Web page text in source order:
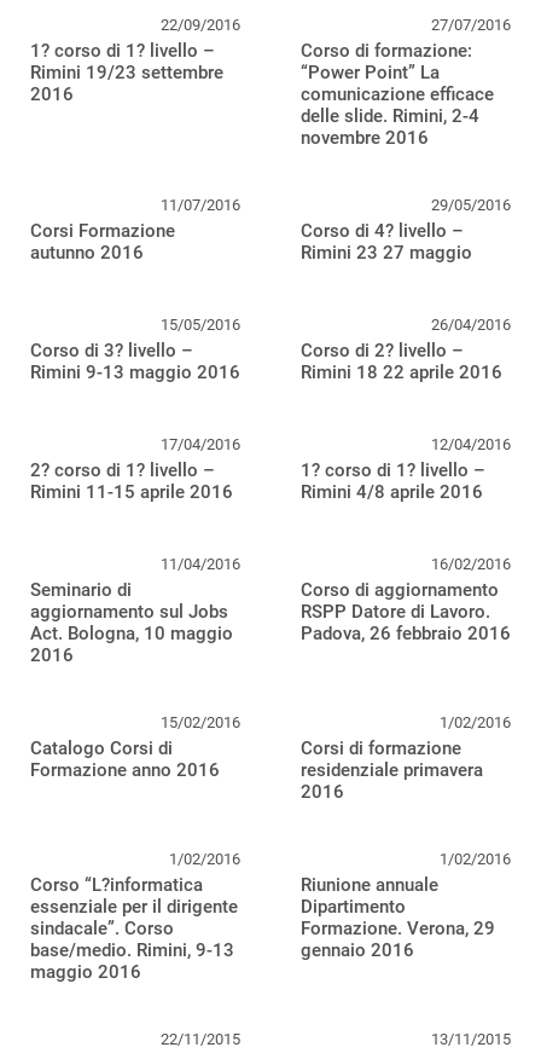
22/09/2016
1? corso di 1? livello –
Rimini 19/23 settembre
2016
27/07/2016
Corso di formazione:
“Power Point” La
comunicazione efficace
delle slide. Rimini, 2-4
novembre 2016
11/07/2016
Corsi Formazione
autunno 2016
29/05/2016
Corso di 4? livello –
Rimini 23 27 maggio
15/05/2016
Corso di 3? livello –
Rimini 9-13 maggio 2016
26/04/2016
Corso di 2? livello –
Rimini 18 22 aprile 2016
17/04/2016
2? corso di 1? livello –
Rimini 11-15 aprile 2016
12/04/2016
1? corso di 1? livello –
Rimini 4/8 aprile 2016
11/04/2016
Seminario di
aggiornamento sul Jobs
Act. Bologna, 10 maggio
2016
16/02/2016
Corso di aggiornamento
RSPP Datore di Lavoro.
Padova, 26 febbraio 2016
15/02/2016
Catalogo Corsi di
Formazione anno 2016
1/02/2016
Corsi di formazione
residenziale primavera
2016
1/02/2016
Corso “L?informatica
essenziale per il dirigente
sindacale”. Corso
base/medio. Rimini, 9-13
maggio 2016
1/02/2016
Riunione annuale
Dipartimento
Formazione. Verona, 29
gennaio 2016
22/11/2015 13/11/2015